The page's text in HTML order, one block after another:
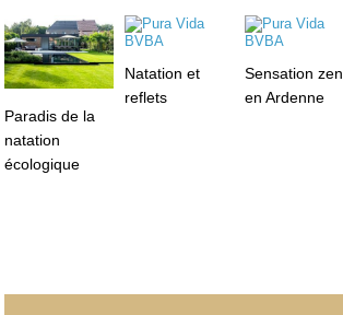
Paradis de la
natation
écologique
Natation et
reflets
Sensation zen
en Ardenne